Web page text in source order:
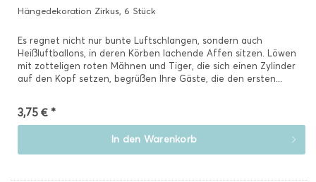
Hängedekoration Zirkus, 6 Stück
Es regnet nicht nur bunte Luftschlangen, sondern auch
Heißluftballons, in deren Körben lachende Affen sitzen. Löwen
mit zotteligen roten Mähnen und Tiger, die sich einen Zylinder
auf den Kopf setzen, begrüßen Ihre Gäste, die den ersten...
3,75 € *
In den Warenkorb